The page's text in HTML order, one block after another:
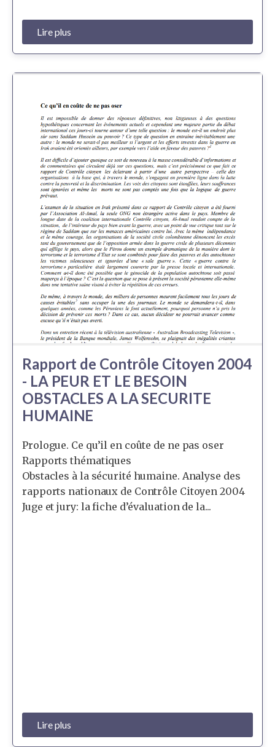
Lire plus
Rapport de Contrôle Citoyen 2004
- LA PEUR ET LE BESOIN
OBSTACLES A LA SECURITE
HUMAINE
Prologue. Ce qu’il en coûte de ne pas oser
Rapports thématiques
Obstacles à la sécurité humaine. Analyse des
rapports nationaux de Contrôle Citoyen 2004
Juge et jury: la fiche d’évaluation de la...
Lire plus